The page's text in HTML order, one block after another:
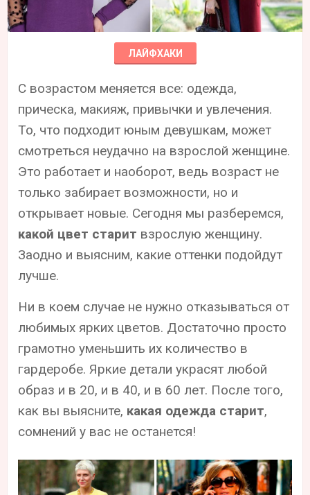
ЛАЙФХАКИ
С возрастом меняется все: одежда,
прическа, макияж, привычки и увлечения.
То, что подходит юным девушкам, может
смотреться неудачно на взрослой женщине.
Это работает и наоборот, ведь возраст не
только забирает возможности, но и
открывает новые. Сегодня мы разберемся,
какой цвет старит взрослую женщину.
Заодно и выясним, какие оттенки подойдут
лучше.
Ни в коем случае не нужно отказываться от
любимых ярких цветов. Достаточно просто
грамотно уменьшить их количество в
гардеробе. Яркие детали украсят любой
образ и в 20, и в 40, и в 60 лет. После того,
как вы выясните, какая одежда старит,
сомнений у вас не останется!